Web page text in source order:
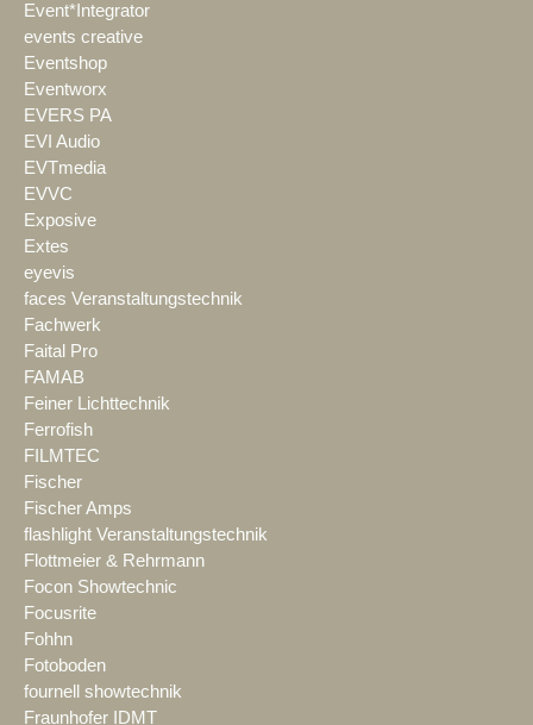
Event*Integrator
events creative
Eventshop
Eventworx
EVERS PA
EVI Audio
EVTmedia
EVVC
Exposive
Extes
eyevis
faces Veranstaltungstechnik
Fachwerk
Faital Pro
FAMAB
Feiner Lichttechnik
Ferrofish
FILMTEC
Fischer
Fischer Amps
flashlight Veranstaltungstechnik
Flottmeier & Rehrmann
Focon Showtechnic
Focusrite
Fohhn
Fotoboden
fournell showtechnik
Fraunhofer IDMT